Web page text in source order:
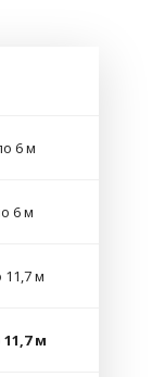
6 м
6 м
11,7 м
11,7 м